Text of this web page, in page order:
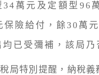
34萬元及定額型96
保險給付，餘30萬
均已受彌補，該局乃
特別提醒，納稅義